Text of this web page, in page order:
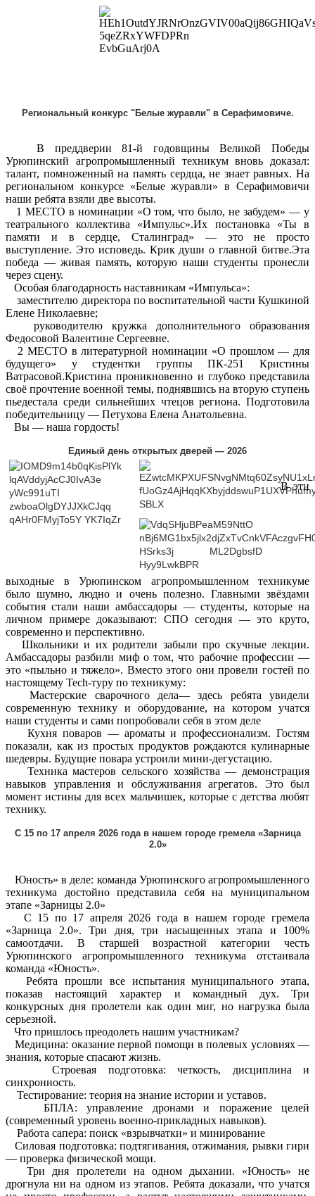
Региональный конкурс "Белые журавли" в Серафимовиче.
В преддверии 81-й годовщины Великой Победы
Урюпинский агропромышленный техникум вновь доказал:
талант, помноженный на память сердца, не знает равных. На
региональном конкурсе «Белые журавли» в Серафимовичи
наши ребята взяли две высоты.
1 МЕСТО в номинации «О том, что было, не забудем» — у
театрального коллектива «Импульс».Их постановка «Ты в
памяти и в сердце, Сталинград» — это не просто
выступление. Это исповедь. Крик души о главной битве.Эта
победа — живая память, которую наши студенты пронесли
через сцену.
Особая благодарность наставникам «Импульса»:
заместителю директора по воспитательной части Кушкиной
Елене Николаевне;
руководителю кружка дополнительного образования
Федосовой Валентине Сергеевне.
2 МЕСТО в литературной номинации «О прошлом — для
будущего» у студентки группы ПК-251 Кристины
Ватрасовой.Кристина проникновенно и глубоко представила
своё прочтение военной темы, поднявшись на вторую ступень
пьедестала среди сильнейших чтецов региона. Подготовила
победительницу — Петухова Елена Анатольевна.
Вы — наша гордость!
Единый день открытых дверей — 2026
В эти
выходные в Урюпинском агропромышленном техникуме
было шумно, людно и очень полезно. Главными звёздами
события стали наши амбассадоры — студенты, которые на
личном примере доказывают: СПО сегодня — это круто,
современно и перспективно.
Школьники и их родители забыли про скучные лекции.
Амбассадоры разбили миф о том, что рабочие профессии —
это «пыльно и тяжело». Вместо этого они провели гостей по
настоящему Tech-туру по техникуму:
Мастерские сварочного дела— здесь ребята увидели
современную технику и оборудование, на котором учатся
наши студенты и сами попробовали себя в этом деле
Кухня поваров — ароматы и профессионализм. Гостям
показали, как из простых продуктов рождаются кулинарные
шедевры. Будущие повара устроили мини-дегустацию.
Техника мастеров сельского хозяйства — демонстрация
навыков управления и обслуживания агрегатов. Это был
момент истины для всех мальчишек, которые с детства любят
технику.
С 15 по 17 апреля 2026 года в нашем городе гремела «Зарница
2.0»
Юность» в деле: команда Урюпинского агропромышленного
техникума достойно представила себя на муниципальном
этапе «Зарницы 2.0»
С 15 по 17 апреля 2026 года в нашем городе гремела
«Зарница 2.0». Три дня, три насыщенных этапа и 100%
самоотдачи. В старшей возрастной категории честь
Урюпинского агропромышленного техникума отстаивала
команда «Юность».
Ребята прошли все испытания муниципального этапа,
показав настоящий характер и командный дух. Три
конкурсных дня пролетели как один миг, но нагрузка была
серьезной.
Что пришлось преодолеть нашим участникам?
Медицина: оказание первой помощи в полевых условиях —
знания, которые спасают жизнь.
Строевая подготовка: четкость, дисциплина и
синхронность.
Тестирование: теория на знание истории и уставов.
БПЛА: управление дронами и поражение целей
(современный уровень военно-прикладных навыков).
Работа сапера: поиск «взрывчатки» и минирование
Силовая подготовка: подтягивания, отжимания, рывки гири
— проверка физической мощи.
Три дня пролетели на одном дыхании. «Юность» не
дрогнула ни на одном из этапов. Ребята доказали, что учатся